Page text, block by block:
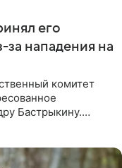
его
нападения на
комитет
Бастрыкину.